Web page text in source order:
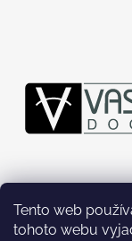
Tento web
tohoto webu